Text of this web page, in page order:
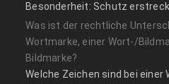
Besonderheit: Schutz
Was ist der rechtliche
Wortmarke, einer Wort-/
Bildmarke?
Welche Zeichen sind bei einer